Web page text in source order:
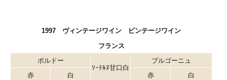
1997 ヴィンテージワイン ビンテージワイン
フランス
ボルドー
ｿｰﾃﾙﾇ甘口白
ブルゴーニュ
赤
白 赤 白